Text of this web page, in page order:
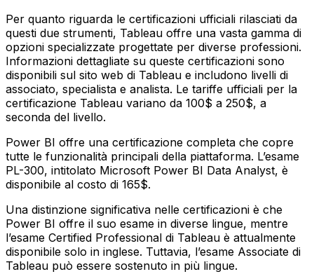
Per quanto riguarda le certificazioni ufficiali rilasciati da
questi due strumenti, Tableau offre una vasta gamma di
opzioni specializzate progettate per diverse professioni.
Informazioni dettagliate su queste certificazioni sono
disponibili sul sito web di Tableau e includono livelli di
associato, specialista e analista. Le tariffe ufficiali per la
certificazione Tableau variano da 100$ a 250$, a
seconda del livello.
Power BI offre una certificazione completa che copre
tutte le funzionalità principali della piattaforma. L’esame
PL-300, intitolato Microsoft Power BI Data Analyst, è
disponibile al costo di 165$.
Una distinzione significativa nelle certificazioni è che
Power BI offre il suo esame in diverse lingue, mentre
l’esame Certified Professional di Tableau è attualmente
disponibile solo in inglese. Tuttavia, l’esame Associate di
Tableau può essere sostenuto in più lingue.